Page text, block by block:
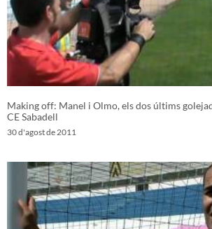
Making off: Manel i Olmo, els dos últims
CE Sabadell
30 d'agost de 2011